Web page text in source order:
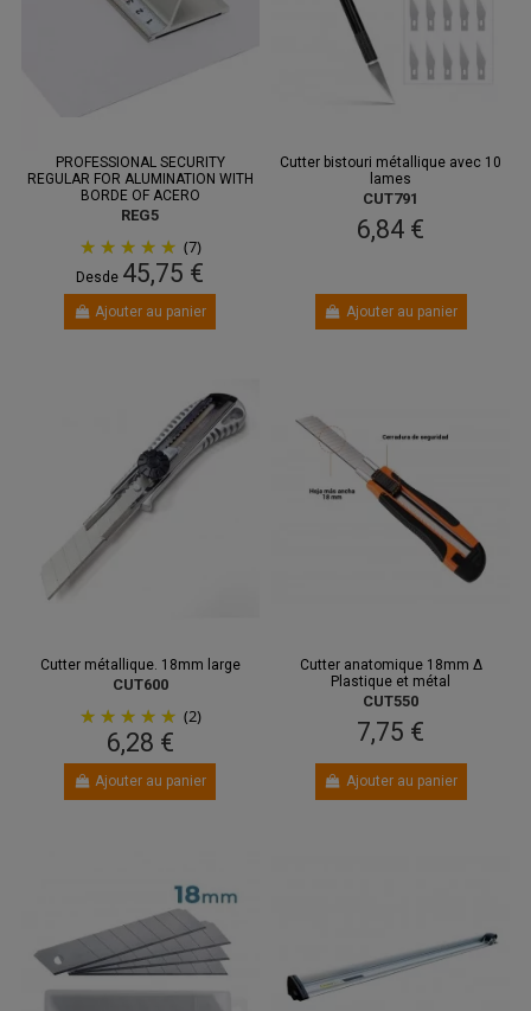
PROFESSIONAL SECURITY
REGULAR FOR ALUMINATION WITH
BORDE OF ACERO
REG5
(7)
Desde 45,75 €
Ajouter au panier
Cutter bistouri métallique avec 10
lames
CUT791
6,84 €
Ajouter au panier
Cutter métallique. 18mm large
CUT600
(2)
6,28 €
Ajouter au panier
Cutter anatomique 18mm Δ
Plastique et métal
CUT550
7,75 €
Ajouter au panier